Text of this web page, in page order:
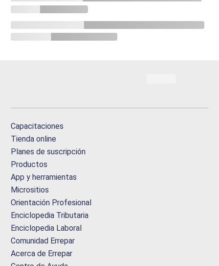
Capacitaciones
Tienda online
Planes de suscripción
Productos
App y herramientas
Micrositios
Orientación Profesional
Enciclopedia Tributaria
Enciclopedia Laboral
Comunidad Errepar
Acerca de Errepar